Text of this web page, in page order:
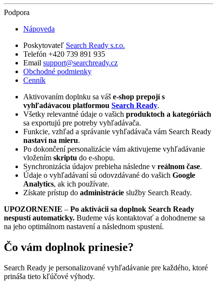
Podpora
Nápoveda
Poskytovateľ Search Ready s.r.o.
Telefón +420 739 891 935
Email support@searchready.cz
Obchodné podmienky
Cenník
Aktivovaním doplnku sa váš e-shop prepojí s
vyhľadávacou platformou Search Ready.
Všetky relevantné údaje o vašich produktoch a kategóriách
sa exportujú pre potreby vyhľadávača.
Funkcie, vzhľad a správanie vyhľadávača vám Search Ready
nastaví na mieru.
Po dokončení personalizácie vám aktivujeme vyhľadávanie
vložením skriptu do e-shopu.
Synchronizácia údajov prebieha následne v reálnom čase.
Údaje o vyhľadávaní sú odovzdávané do vašich Google
Analytics, ak ich používate.
Získate prístup do administrácie služby Search Ready.
UPOZORNENIE – Po aktivácii sa doplnok Search Ready
nespustí automaticky. Budeme vás kontaktovať a dohodneme sa
na jeho optimálnom nastavení a následnom spustení.
Čo vám doplnok prinesie?
Search Ready je personalizované vyhľadávanie pre každého, ktoré
prináša tieto kľúčové výhody.